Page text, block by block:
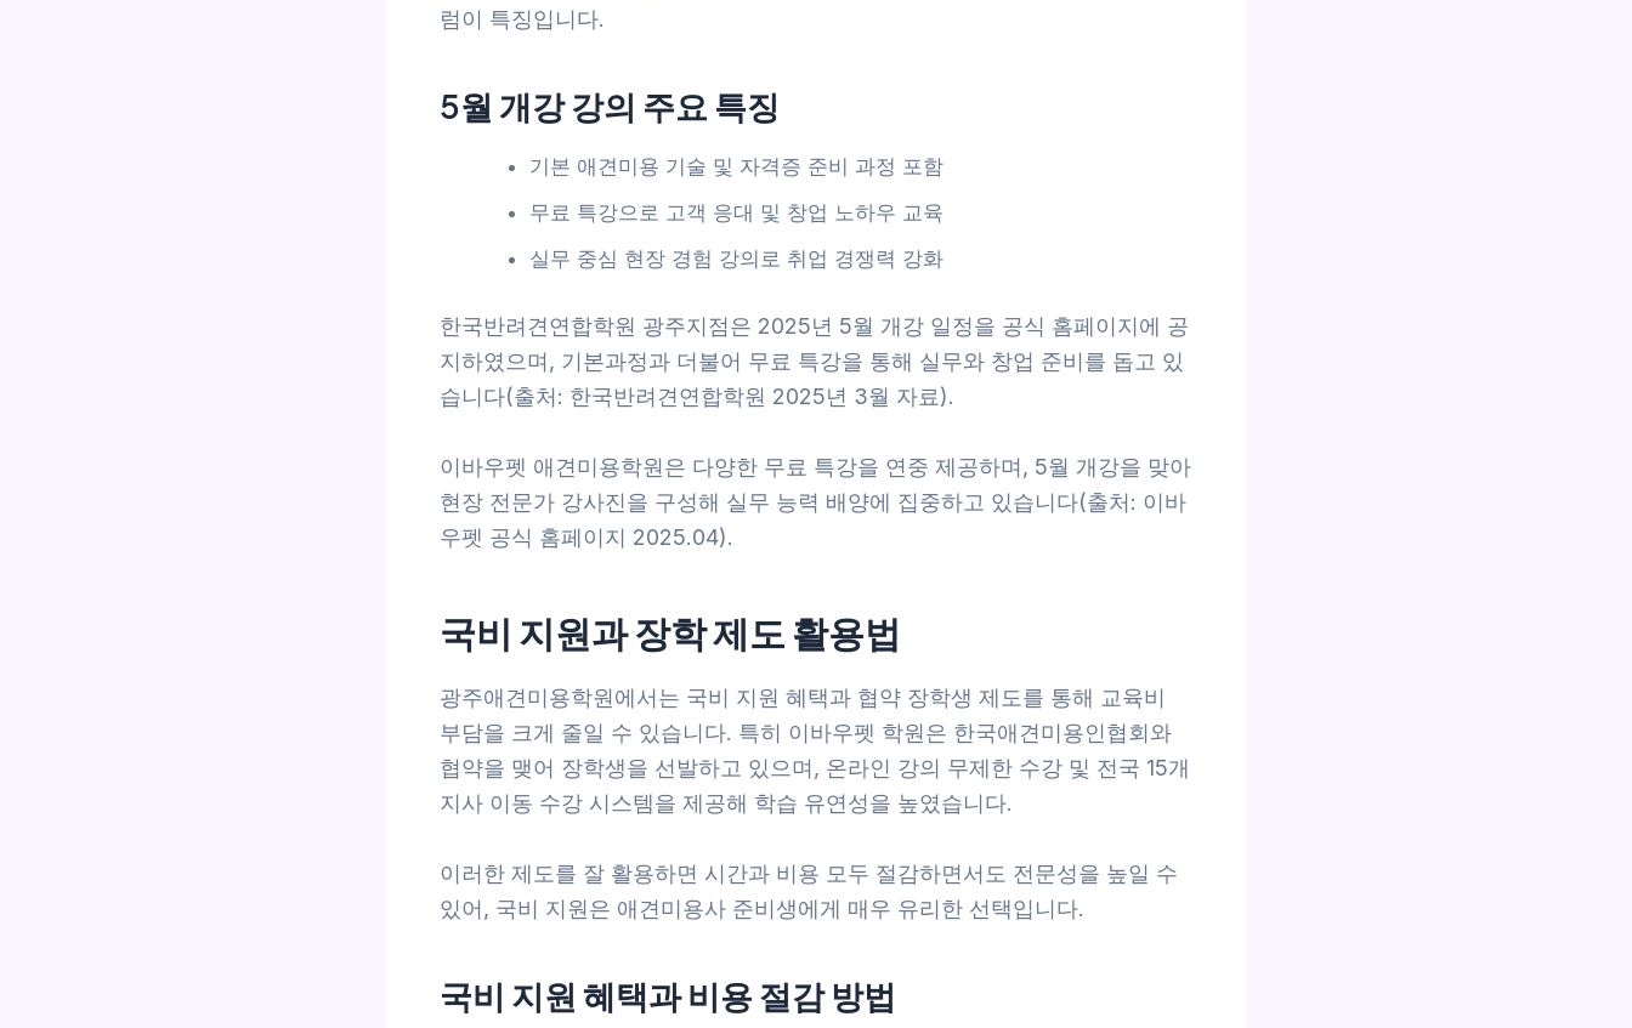
럼이 특징입니다.
5월 개강 강의 주요 특징
기본 애견미용 기술 및 자격증 준비 과정 포함
무료 특강으로 고객 응대 및 창업 노하우 교육
실무 중심 현장 경험 강의로 취업 경쟁력 강화
한국반려견연합학원 광주지점은 2025년 5월 개강 일정을 공식 홈페이지에 공
지하였으며, 기본과정과 더불어 무료 특강을 통해 실무와 창업 준비를 돕고 있
습니다(출처: 한국반려견연합학원 2025년 3월 자료).
이바우펫 애견미용학원은 다양한 무료 특강을 연중 제공하며, 5월 개강을 맞아
현장 전문가 강사진을 구성해 실무 능력 배양에 집중하고 있습니다(출처: 이바
우펫 공식 홈페이지 2025.04).
국비 지원과 장학 제도 활용법
광주애견미용학원에서는 국비 지원 혜택과 협약 장학생 제도를 통해 교육비
부담을 크게 줄일 수 있습니다. 특히 이바우펫 학원은 한국애견미용인협회와
협약을 맺어 장학생을 선발하고 있으며, 온라인 강의 무제한 수강 및 전국 15개
지사 이동 수강 시스템을 제공해 학습 유연성을 높였습니다.
이러한 제도를 잘 활용하면 시간과 비용 모두 절감하면서도 전문성을 높일 수
있어, 국비 지원은 애견미용사 준비생에게 매우 유리한 선택입니다.
국비 지원 혜택과 비용 절감 방법